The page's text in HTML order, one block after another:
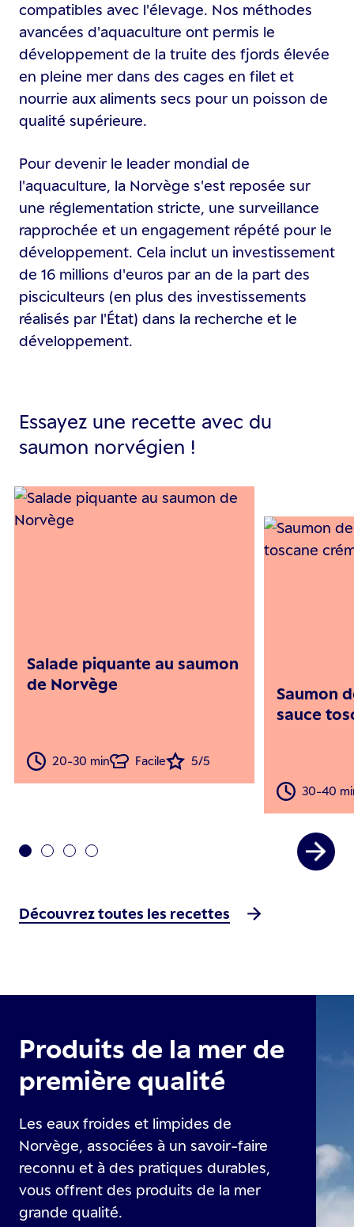
compatibles avec l'élevage. Nos méthodes
avancées d'aquaculture ont permis le
développement de la truite des fjords élevée
en pleine mer dans des cages en filet et
nourrie aux aliments secs pour un poisson de
qualité supérieure.
Pour devenir le leader mondial de
l'aquaculture, la Norvège s'est reposée sur
une réglementation stricte, une surveillance
rapprochée et un engagement répété pour le
développement. Cela inclut un investissement
de 16 millions d'euros par an de la part des
pisciculteurs (en plus des investissements
réalisés par l'État) dans la recherche et le
développement.
Essayez une recette avec du
saumon norvégien !
Salade piquante au saumon
de Norvège
20-30 min Facile 5/5
Saumon
sauce
30-40
Découvrez toutes les recettes
Produits de la mer de
première qualité
Les eaux froides et limpides de
Norvège, associées à un savoir-faire
reconnu et à des pratiques durables,
vous offrent des produits de la mer
grande qualité.